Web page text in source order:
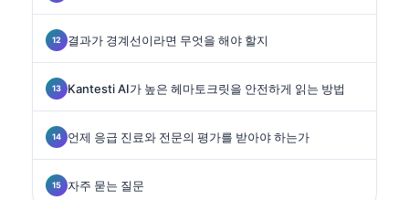
결과가 경계선이라면 무엇을 해야 할지
Kantesti AI가 높은 헤마토크릿을 안전하게 읽는 방법
언제 응급 진료와 전문의 평가를 받아야 하는가
자주 묻는 질문